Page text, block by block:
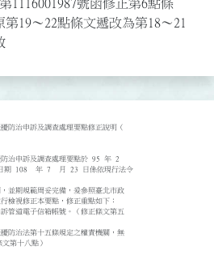
1116001987號函修正第6點條
19～22點條文遞改為第18～21
防治申訴及調查處理要點修正說明（
防治申訴及調查處理要點於 95 年 2
期 108  年 7  月 23 日係依現行法令
並期規範周妥完備，爰參照臺北市政
檢視修正本要點，修正重點如下：
管道電子信箱帳號。（修正條文第五
防治法第十五條規定之權責機關，無
文第十八點）